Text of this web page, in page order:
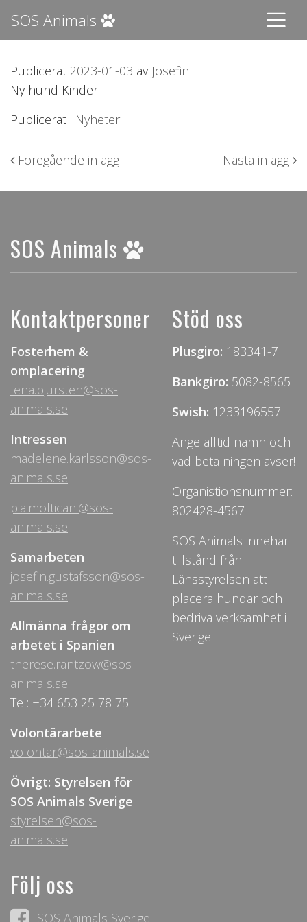
SOS Animals
Publicerat 2023-01-03 av Josefin
Ny hund Kinder
Publicerat i Nyheter
Inläggsnavigering
Föregående inlägg Nästa inlägg
SOS Animals
Kontaktpersoner
Fosterhem &
omplacering
lena.bjursten@sos-
animals.se
Intressen
madelene.karlsson@sos-
animals.se
pia.molticani@sos-
animals.se
Samarbeten
josefin.gustafsson@sos-
animals.se
Allmänna frågor om
arbetet i Spanien
therese.rantzow@sos-
animals.se
Tel: +34 653 25 78 75
Volontärarbete
volontar@sos-animals.se
Övrigt: Styrelsen för
SOS Animals Sverige
styrelsen@sos-
animals.se
Stöd oss
Plusgiro: 183341-7
Bankgiro: 5082-8565
Swish: 1233196557
Ange alltid namn och
vad betalningen avser!
Organistionsnummer:
802428-4567
SOS Animals innehar
tillstånd från
Länsstyrelsen att
placera hundar och
bedriva verksamhet i
Sverige
Följ oss
SOS Animals Sverige